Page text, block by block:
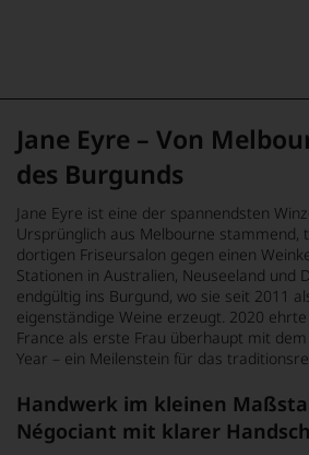
Jane Eyre – Von
des Burgunds
Jane Eyre ist eine der spannendsten
Ursprünglich aus Melbourne stammend,
dortigen Friseursalon gegen einen
Stationen in Australien, Neuseeland und
endgültig ins Burgund, wo sie seit 2011
eigenständige Weine erzeugt. 2020
France als erste Frau überhaupt mit
Year – ein Meilenstein für das
Handwerk im kleinen
Négociant mit klarer